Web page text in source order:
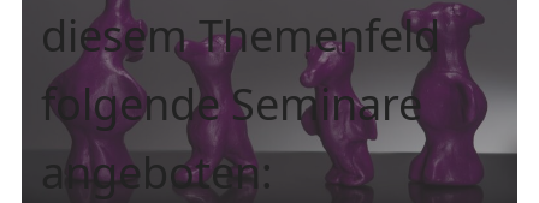
diesem Themenfeld
folgende Seminare
angeboten: